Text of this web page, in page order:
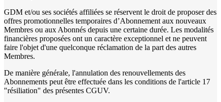
GDM et/ou ses sociétés affiliées se réservent le droit de proposer des
offres promotionnelles temporaires d’Abonnement aux nouveaux
Membres ou aux Abonnés depuis une certaine durée. Les modalités
financières proposées ont un caractère exceptionnel et ne peuvent
faire l'objet d'une quelconque réclamation de la part des autres
Membres.
De manière générale, l'annulation des renouvellements des
Abonnements peut être effectuée dans les conditions de l'article 17
"résiliation" des présentes CGUV.